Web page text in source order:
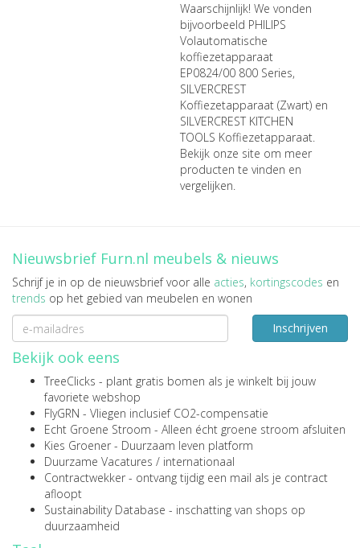
Waarschijnlijk! We vonden
bijvoorbeeld PHILIPS
Volautomatische
koffiezetapparaat
EP0824/00 800 Series,
SILVERCREST
Koffiezetapparaat (Zwart)en
SILVERCREST KITCHEN
TOOLS Koffiezetapparaat.
Bekijk onze site om meer
producten te vinden en
vergelijken.
Nieuwsbrief Furn.nl meubels & nieuws
Schrijf je in op de nieuwsbrief voor alle acties, kortingscodes en
trends op het gebied van meubelen en wonen
Inschrijven
Bekijk ook eens
TreeClicks - plant gratis bomen als je winkelt bij jouw
favoriete webshop
FlyGRN - Vliegen inclusief CO2-compensatie
Echt Groene Stroom - Alleen écht groene stroom afsluiten
Kies Groener - Duurzaam leven platform
Duurzame Vacatures / internationaal
Contractwekker - ontvang tijdig een mail als je contract
afloopt
Sustainability Database - inschatting van shops op
duurzaamheid